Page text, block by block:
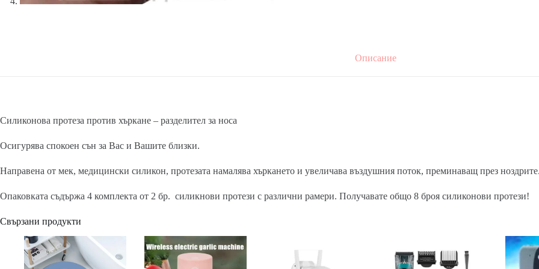
Описание
Силиконова протеза против хъркане – разделител за носа
Осигурява спокоен сън за Вас и Вашите близки.
Направена от мек, медицински силикон, протезата намалява хъркането и увеличава въздушния поток, преминаващ през
Опаковката съдържа 4 комплекта от 2 бр. силикнови протези с различни рамери. Получавате общо 8 броя силиконови протези!
Свързани продукти